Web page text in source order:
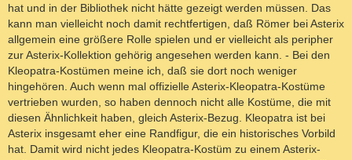
hat und in der Bibliothek nicht hätte gezeigt werden müssen. Das
kann man vielleicht noch damit rechtfertigen, daß Römer bei Asterix
allgemein eine größere Rolle spielen und er vielleicht als peripher
zur Asterix-Kollektion gehörig angesehen werden kann. - Bei den
Kleopatra-Kostümen meine ich, daß sie dort noch weniger
hingehören. Auch wenn mal offizielle Asterix-Kleopatra-Kostüme
vertrieben wurden, so haben dennoch nicht alle Kostüme, die mit
diesen Ähnlichkeit haben, gleich Asterix-Bezug. Kleopatra ist bei
Asterix insgesamt eher eine Randfigur, die ein historisches Vorbild
hat. Damit wird nicht jedes Kleopatra-Kostüm zu einem Asterix-